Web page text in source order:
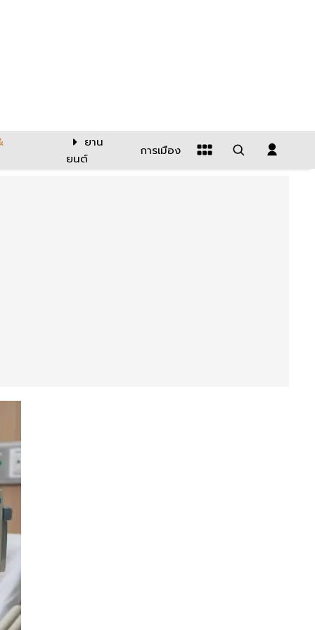
ยาน
ยนต์
การเมือง